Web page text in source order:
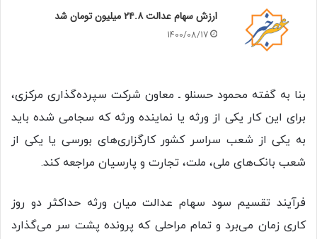
ارزش سهام عدالت ۲۴.۸ میلیون تومان شد
1400/08/17
بنا به گفته محمود حسنلو ـ معاون شرکت سپرده‌گذاری مرکزی،
برای این کار یکی از ورثه یا نماینده ورثه که سجامی شده باید
به یکی از شعب سراسر کشور کارگزاری‌های بورسی یا یکی از
شعب بانک‌های ملی، ملت، تجارت و پارسیان مراجعه کند.
فرآیند تقسیم سود سهام عدالت میان ورثه حداکثر دو روز
کاری زمان می‌برد و تمام مراحلی که پرونده پشت سر می‌گذارد